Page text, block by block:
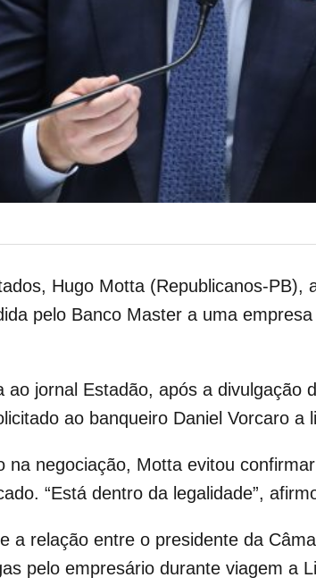
Hugo Motta (Republicanos-PB),
pelo Banco Master a uma
jornal Estadão, após a divulgação
ao banqueiro Daniel Vorcaro a
na negociação, Motta evitou
“Está dentro da legalidade”,
a relação entre o presidente da
pelo empresário durante viagem a